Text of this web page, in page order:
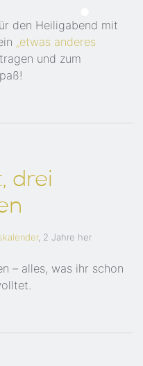
den Heiligabend mit
„etwas anderes
und zum
drei
, 2 Jahre her
– alles, was ihr schon